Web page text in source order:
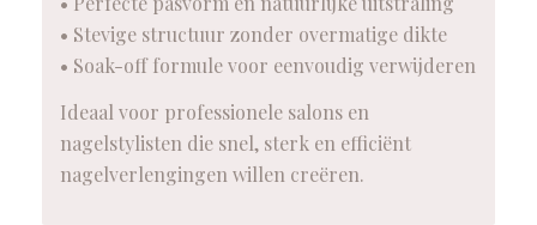
• Stevige structuur zonder overmatige dikte
• Soak-off formule voor eenvoudig verwijderen
Ideaal voor professionele salons en
nagelstylisten die snel, sterk en efficiënt
nagelverlengingen willen creëren.